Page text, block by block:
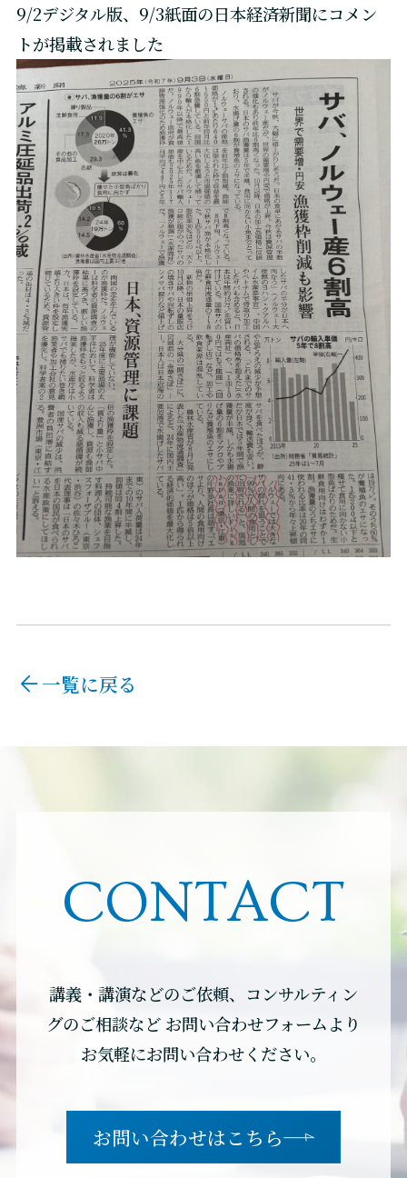
9/2デジタル版、9/3紙面の日本経済新聞にコメン
トが掲載されました
一覧に戻る
CONTACT
講義・講演などのご依頼、コンサルティン
グのご相談など お問い合わせフォームより
お気軽にお問い合わせください。
お問い合わせはこちら